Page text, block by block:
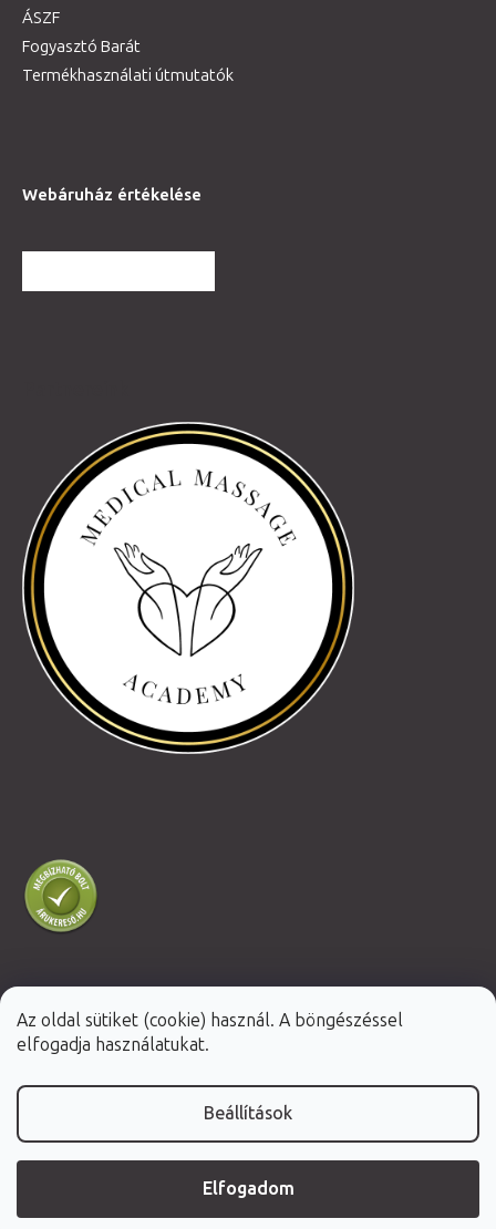
Az oldal sütiket (cookie) használ. A böngészéssel
elfogadja használatukat.
Beállítások
Elfogadom
ÁSZF
Fogyasztó Barát
Termékhasználati útmutatók
Webáruház értékelése
Shoptet Premium készítette